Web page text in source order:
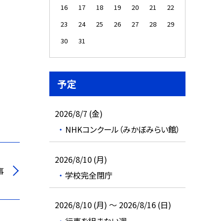
16 17 18 19 20 21
22
23
24 25 26 27 28
29
30
31
予定
2026/8/7 (金)
NHKコンクール（みかぼみらい館）
2026/8/10 (月)
学校完全閉庁
2026/8/10 (月) ～ 2026/8/16 (日)